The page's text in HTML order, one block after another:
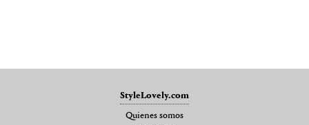
StyleLovely.com
Quienes somos